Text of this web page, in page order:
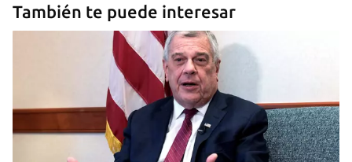
También te puede interesar